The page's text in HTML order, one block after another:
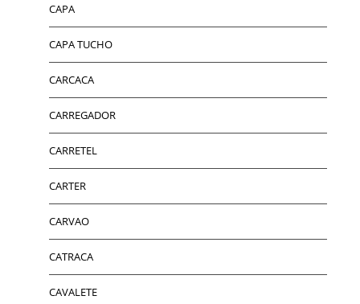
CAPA
CAPA TUCHO
CARCACA
CARREGADOR
CARRETEL
CARTER
CARVAO
CATRACA
CAVALETE